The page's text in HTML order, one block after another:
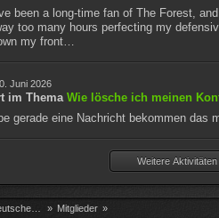
been a long-time fan of The Forest,
too many hours perfecting my
my front…
Juni 2026
im Thema Wie lösche ich meinen
gerade eine Nachricht bekommen
Weitere Aktivitäten
» Mitglieder »